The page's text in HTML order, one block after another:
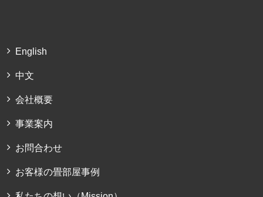
English
中文
会社概要
事業案内
お問合わせ
お客様の畳部屋事例